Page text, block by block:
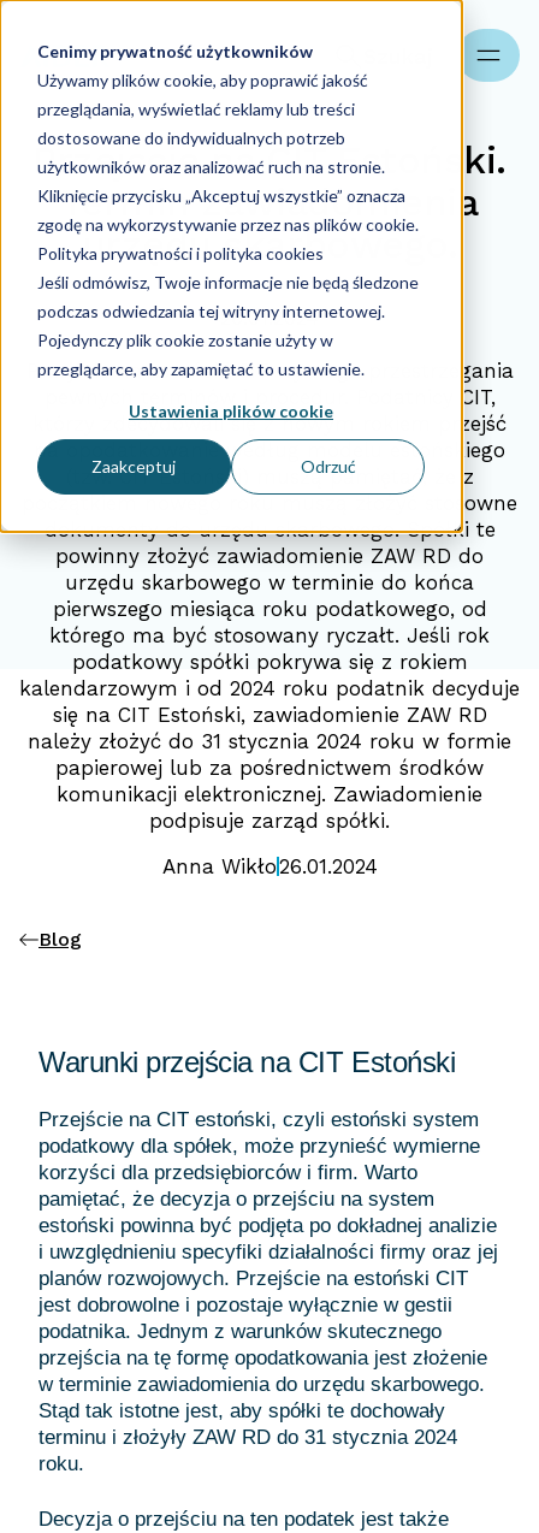
Cenimy prywatność użytkowników
Używamy plików cookie, aby poprawić jakość
przeglądania, wyświetlać reklamy lub treści
dostosowane do indywidualnych potrzeb
użytkowników oraz analizować ruch na stronie.
Kliknięcie przycisku „Akceptuj wszystkie” oznacza
zgodę na wykorzystywanie przez nas plików cookie.
Polityka prywatności i polityka cookies
Jeśli odmówisz, Twoje informacje nie będą śledzone
podczas odwiedzania tej witryny internetowej.
Pojedynczy plik cookie zostanie użyty w
przeglądarce, aby zapamiętać to ustawienie.
Ustawienia plików cookie
Zaakceptuj Odrzuć
Przejście na CIT Estoński.
Termin zawiadomienia
urzędu skarbowego.
26.01.2024
Przejście na estoński CIT wymaga przestrzegania
pewnych terminów i procedur. Podatnicy CIT,
którzy zdecydowali się z nowym rokiem przejść
na opodatkowanie według modelu estońskiego
(tzw. CIT Estoński) muszą pamiętać, że z
początkiem nowego roku muszą złożyć stosowne
dokumenty do urzędu skarbowego. Spółki te
powinny złożyć zawiadomienie ZAW RD do
urzędu skarbowego w terminie do końca
pierwszego miesiąca roku podatkowego, od
którego ma być stosowany ryczałt. Jeśli rok
podatkowy spółki pokrywa się z rokiem
kalendarzowym i od 2024 roku podatnik decyduje
się na CIT Estoński, zawiadomienie ZAW RD
należy złożyć do 31 stycznia 2024 roku w formie
papierowej lub za pośrednictwem środków
komunikacji elektronicznej. Zawiadomienie
podpisuje zarząd spółki.
Anna Wikło26.01.2024
Blog
Warunki przejścia na CIT Estoński
Przejście na CIT estoński, czyli estoński system
podatkowy dla spółek, może przynieść wymierne
korzyści dla przedsiębiorców i firm. Warto
pamiętać, że decyzja o przejściu na system
estoński powinna być podjęta po dokładnej analizie
i uwzględnieniu specyfiki działalności firmy oraz jej
planów rozwojowych. Przejście na estoński CIT
jest dobrowolne i pozostaje wyłącznie w gestii
podatnika. Jednym z warunków skutecznego
przejścia na tę formę opodatkowania jest złożenie
w terminie zawiadomienia do urzędu skarbowego.
Stąd tak istotne jest, aby spółki te dochowały
terminu i złożyły ZAW RD do 31 stycznia 2024
roku.
Decyzja o przejściu na ten podatek jest także